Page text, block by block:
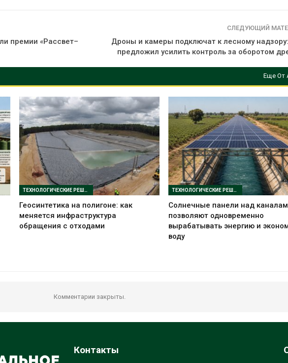
премии «Рассвет–
СЛЕДУЮЩИЙ
Дроны и камеры подключат к лесному
предложил усилить контроль за оборотом
Еще От
ТЕХНОЛОГИЧЕСКИЕ РЕШЕНИЯ
Геосинтетика на полигоне: как
меняется инфраструктура
обращения с отходами
ТЕХНОЛОГИЧЕСКИЕ РЕШЕНИЯ
Солнечные панели над
позволяют одновременно
вырабатывать энергию и
воду
Комментарии закрыты.
Контакты